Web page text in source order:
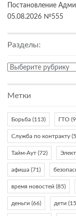
Постановление
05.08.2026 №555
Разделы:
Разделы:
Метки
Борьба (113) ГТО
Служба по контракту
Тайм-Аут (72)
афиша (71)
время новостей (85)
деньги (66) дети